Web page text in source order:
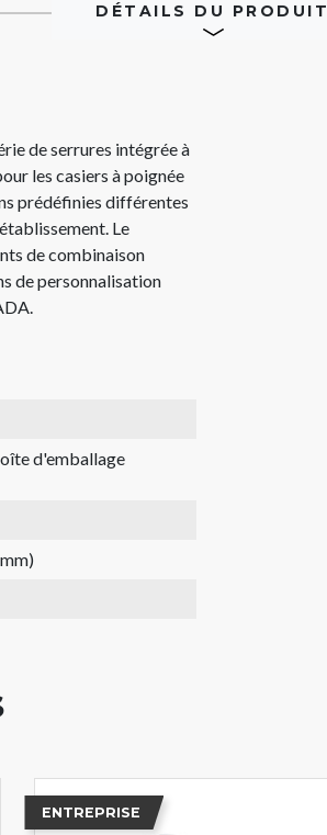
DÉTAILS DU PRODUIT
de serrures intégrée à
les casiers à poignée
prédéfinies différentes
Le
de combinaison
de personnalisation
d'emballage
ENTREPRISE